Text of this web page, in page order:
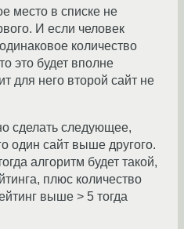
место в списке не
И если человек
количество
это будет вполне
для него второй сайт не
сделать следующее,
один сайт выше другого.
алгоритм будет такой,
плюс количество
выше > 5 тогда